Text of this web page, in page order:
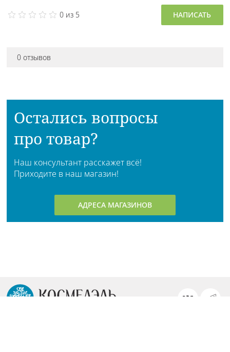
0 из 5 НАПИСАТЬ
0 отзывов
Остались вопросы
про товар?
Наш консультант расскажет всё!
Приходите в наш магазин!
АДРЕСА МАГАЗИНОВ